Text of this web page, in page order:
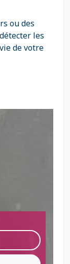
ou des
les
de votre